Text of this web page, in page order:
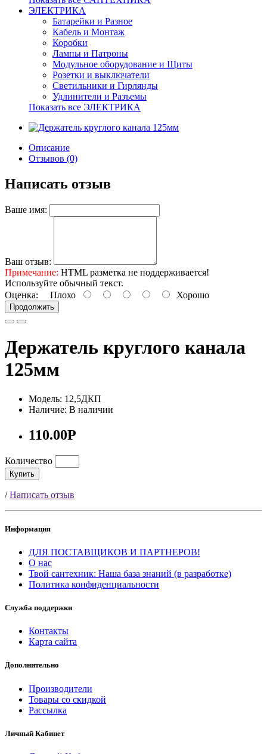
ЭЛЕКТРИКА
Батарейки и Разное
Кабель и Монтаж
Коробки
Лампы и Патроны
Модульное оборудование и Щиты
Розетки и выключатели
Светильники и Гирлянды
Удлинители и Разъемы
Показать все ЭЛЕКТРИКА
Описание
Отзывов (0)
Написать отзыв
Ваше имя:
Ваш отзыв:
Примечание: HTML разметка не поддерживается!
Используйте обычный текст.
Оценка: Плохо Хорошо
Продолжить
Держатель круглого канала
125мм
Модель: 12,5ДКП
Наличие: В наличии
110.00Р
Количество
Купить
/Написать отзыв
Информация
ДЛЯ ПОСТАВЩИКОВ И ПАРТНЕРОВ!
О нас
Твой сантехник: Наша база знаний (в разработке)
Политика конфиденциальности
Служба поддержки
Контакты
Карта сайта
Дополнительно
Производители
Товары со скидкой
Рассылка
Личный Кабинет